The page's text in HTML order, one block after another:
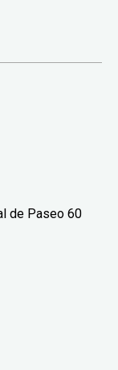
de Paseo 60